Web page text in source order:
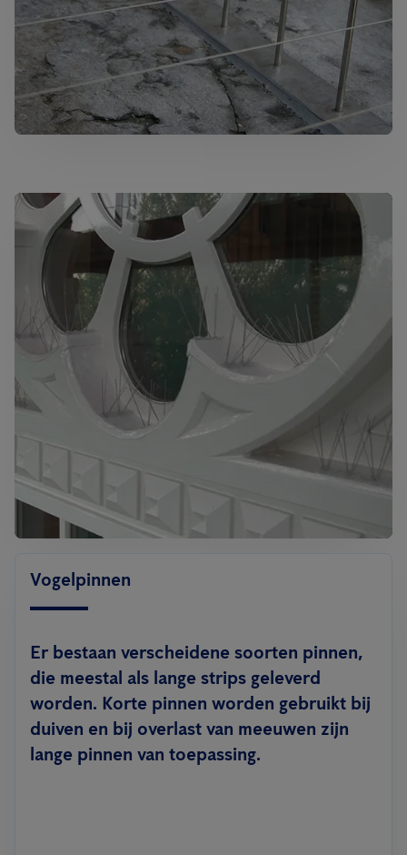
Vogelpinnen
Er bestaan verscheidene soorten pinnen,
die meestal als lange strips geleverd
worden. Korte pinnen worden gebruikt bij
duiven en bij overlast van meeuwen zijn
lange pinnen van toepassing.